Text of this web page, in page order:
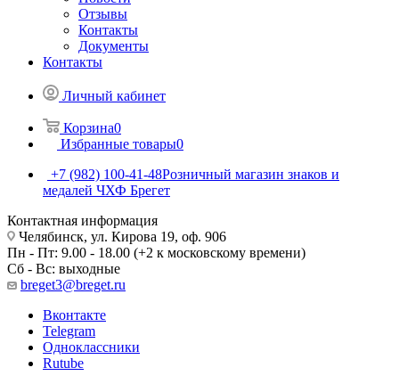
Отзывы
Контакты
Документы
Контакты
Личный кабинет
Корзина0
Избранные товары0
+7 (982) 100-41-48Розничный магазин знаков и
медалей ЧХФ Брегет
Контактная информация
Челябинск, ул. Кирова 19, оф. 906
Пн - Пт: 9.00 - 18.00 (+2 к московскому времени)
Сб - Вс: выходные
breget3@breget.ru
Вконтакте
Telegram
Одноклассники
Rutube